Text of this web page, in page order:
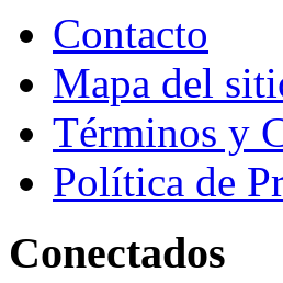
Contacto
Mapa del
Términos y
Política de
Conectados